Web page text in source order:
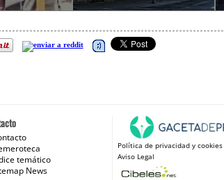
temático
News
Política de privacidad y cookies
Aviso Legal